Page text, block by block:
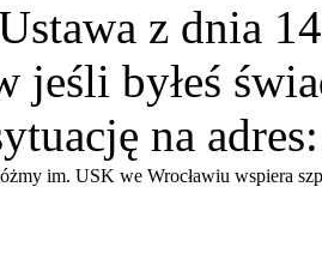
z dnia
jeśli byłeś
na
im. USK we Wrocławiu wspiera